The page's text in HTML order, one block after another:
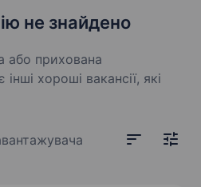
не знайдено
або прихована
хороші вакансії, які